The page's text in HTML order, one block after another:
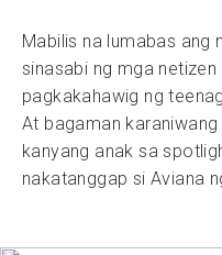
Mabilis na lumabas ang
sinasabi ng mga
pagkakahawig ng
At bagaman
kanyang anak sa
nakatanggap si Aviana